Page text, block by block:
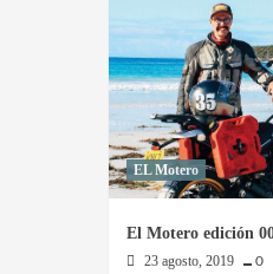
Motero
edición
011
Hiroshi
EL Motero
El Motero edición
23 agosto, 2019 0